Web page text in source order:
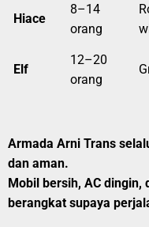
Hiace
8–14
orang
Elf
12–20
orang
Armada Arni Trans
dan aman.
Mobil bersih, AC dingin,
berangkat supaya